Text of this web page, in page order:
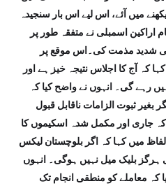
میں آئے، اس لیے اس بار سنجیدہ
اراکین اسمبلی نے متفقہ طور پر
شدید مذمت کی۔اس موقع پر
کہ آج کا اجلاس نتیجہ خیز ہے اور
رہے گی۔ انہوں نے واضح کیا کہ
ثبوت الزامات ناقابل قبول
جاری اور مکمل شدہ اسکیموں کا
میں کہا کہ اگر بلوچستان لیکس
ہرگز بلیک میل نہیں ہوگی۔ انہوں
کہ معاملے کو منطقی انجام تک